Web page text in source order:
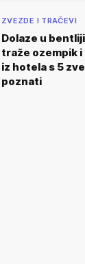
ZVEZDE I TRAČEVI
Dolaze u
traže ozempik
iz hotela s 5
poznati